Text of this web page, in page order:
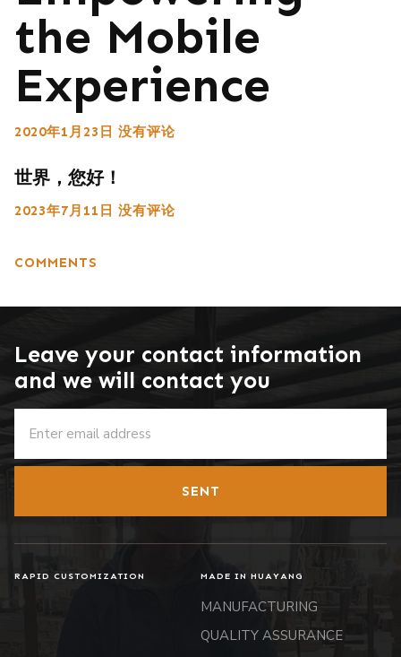
the Mobile
Experience
2020年1月23日 没有评论
世界，您好！
2023年7月11日 没有评论
COMMENTS
Leave your contact information
and we will contact you
SENT
RAPID CUSTOMIZATION MADE IN HUAYANG
MANUFACTURING
QUALITY ASSURANCE